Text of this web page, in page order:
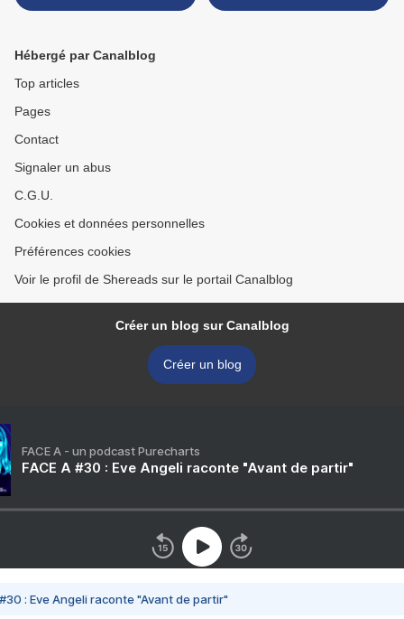
Emmanuel Schmitt
Hébergé par Canalblog
Top articles
Pages
Contact
Signaler un abus
C.G.U.
Cookies et données personnelles
Préférences cookies
Voir le profil de Shereads sur le portail Canalblog
Créer un blog sur Canalblog
Créer un blog
FACE A - un podcast Purecharts
FACE A #30 : Eve Angeli raconte "Avant de partir"
#30 : Eve Angeli raconte "Avant de partir"